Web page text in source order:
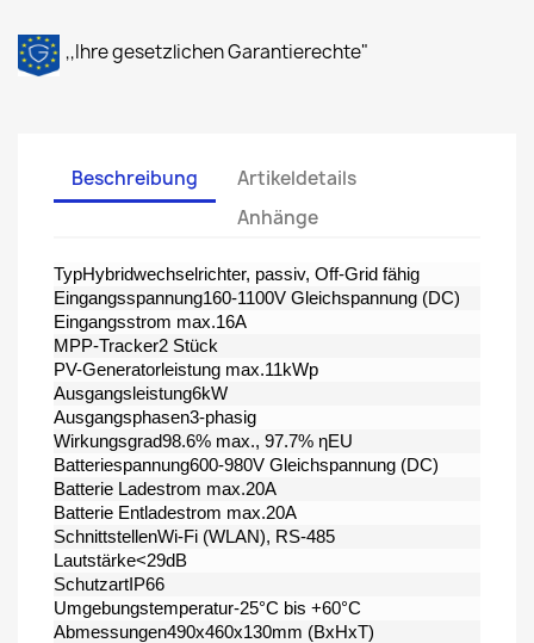
,,Ihre gesetzlichen Garantierechte"
Beschreibung
Artikeldetails
Anhänge
TypHybridwechselrichter, passiv, Off-Grid fähig
Eingangsspannung160-1100V Gleichspannung (DC)
Eingangsstrom max.16A
MPP-Tracker2 Stück
PV-Generatorleistung max.11kWp
Ausgangsleistung6kW
Ausgangsphasen3-phasig
Wirkungsgrad98.6% max., 97.7% ηEU
Batteriespannung600-980V Gleichspannung (DC)
Batterie Ladestrom max.20A
Batterie Entladestrom max.20A
SchnittstellenWi-Fi (WLAN), RS-485
Lautstärke<29dB
SchutzartIP66
Umgebungstemperatur-25°C bis +60°C
Abmessungen490x460x130mm (BxHxT)